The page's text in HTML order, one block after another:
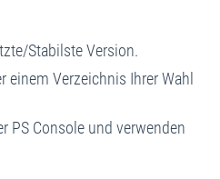
Stabilste Version.
einem Verzeichnis Ihrer Wahl
PS Console und verwenden